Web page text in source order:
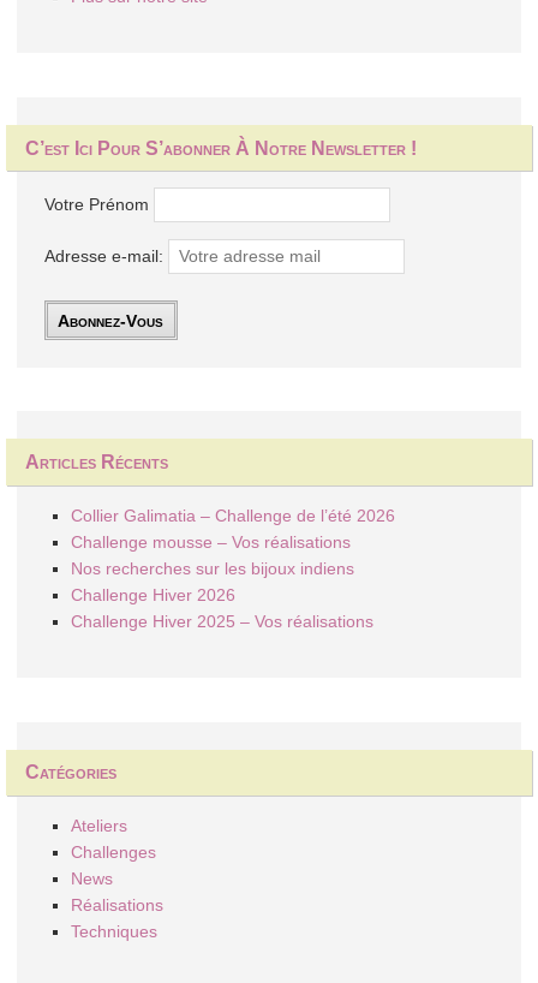
C’est Ici Pour S’abonner À Notre Newsletter !
Votre Prénom
Adresse e-mail:
Articles Récents
Collier Galimatia – Challenge de l’été 2026
Challenge mousse – Vos réalisations
Nos recherches sur les bijoux indiens
Challenge Hiver 2026
Challenge Hiver 2025 – Vos réalisations
Catégories
Ateliers
Challenges
News
Réalisations
Techniques